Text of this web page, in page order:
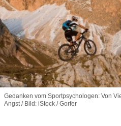
Gedanken vom Sportpsychologen: Von
Angst / Bild: iStock / Gorfer